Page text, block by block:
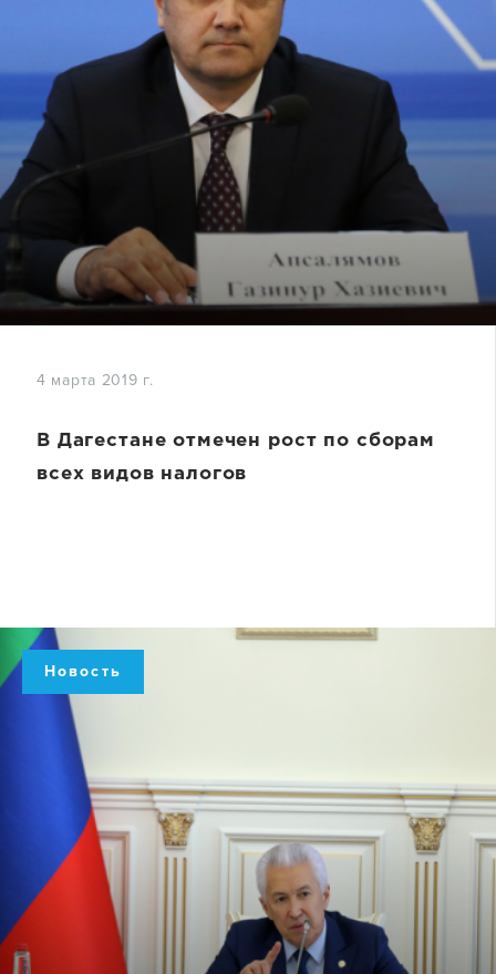
4 марта 2019 г.
В Дагестане отмечен рост по сборам
всех видов налогов
Новость